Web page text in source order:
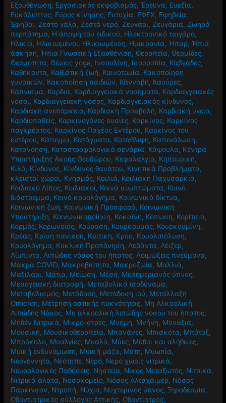
Εξουθένωση, Εργασιακός εκφοβισμός,Έρευνα, Ευεξία,
Ευκάλυπτος, Εύρος κίνησης, Ευτυχία, ΕΦΕΧ, Εφηβεία,
Έφηβοι,Ζεστό γάλα,Ζεστό νερό,Ζευγάρι,Ζευγάρια,Ζωηρό
περπάτημα, Η άποψη του ειδικού, Ηλεκτρονικό τσιγάρο,
Ηλικία, Ηλικιωμένοι, Ηλικιωμένος, Ημικρανία, Ήπαρ, Ήπια
άσκηση, Ήπια Γνωστική Εξασθένιση, Θεραπεία, Θερμίδες,
Θερμότητα, Θέσεις yoga, Ινσουλίνη, Ισορροπία, Καβγάδες,
Καθήκοντα, Καθιστική ζωή, Καινοτομία, Κακοποίηση
γυναικών, Κακοποίηση παιδιών, Κάνναβη, Καούρες,
Κάπνισμα, Καρδιά, Καρδιαγγειακά νοσήματα, Καρδιαγγειακές
νόσοι, Καρδιαγγειακή νόσος, Καρδιαγγειακός κίνδυνος,
Καρδιακή ανεπάρκεια, Καρδιακή Προσβολή, Καρδιακή υγεία,
Καρδιοπαθείς, Καρκινογόνες ουσίες, Καρκίνος, Καρκίνος
παγκρέατος, Καρκίνος Παχέος Εντέρου, Καρκίνος του
εντέρου, Κάταγμα, Κατάγματα, Κατάθλιψη, Κατανάλωση,
Κατανόηση, Καταστροφολογικά σενάρια, Κάψουλα, Κέντρα
Υποστήριξης Ακοής Θεοδώρου, Κεφαλαλγία, Κηπουρική,
Κιλά, Κίνδυνος, Κίνδυνος θανάτου, Κινητικά Προβλήματα,
κλειστοί χώροι, Κνησμός, Κοιλιά, Κοιλιακή Παχυσαρκία,
Κοιλιακό Λίπος, Κοιλιακοί, Κοινά συμπτώματα, Κοινό
διάστρεμμα, Κοινό κρυολόγημα, Κοινωνικά δίκτυα,
Κοινωνική ζωή, Κοινωνική Προσφορά, Κοινωνική
Υποστήριξη, Κοινωνικοποίηση, Κοκαϊνη, Κόπωση, Κορίτσια,
Κορμός, Κορωνοϊός, Κούραση, Κουρκουμάς, Κουρκουμίνη,
Κρέας, Κρίση πανικού, Κριτική, Κρύο, Κρυολιπόλυση,
Κρυολόγημα, Κυκλική Προπόνηση, Λεβάντα, Λέιζερ,
Λίμπιντο, Λιπώδης νόσος του ήπατος, Λοιμώξεις πνεύμονα,
Μακρά COVID, Μακροβιότητα, Μακροζωία, Μαλλιά,
Μαξιλάρι, Μάτια, Μείωση, Μέση, Μεσημεριανός ύπνος,
Μεσογειακή διατροφή, Μεταβολικά ισοδύναμα,
Μεταβολισμός, Μετάδοση, Μετάδοση ιού, Μετάλλαξη
Omicron, Μέτρηση οστικής πυκνότητας, Μη Αλκοολική
Λιπώδης Νόσος, Μη αλκοολική λιπώδης νόσου του ήπατος,
Μηδέν Νιτρικά, Μικρο-στρες, Μνήμη, Μνήνη, Μοναξιά,
Μουσική, Μουσικοθεραπεία, Μπανάνες, Μπισκότα, Μπότοξ,
Μπρόκολο, Μυαλγίες, Μυαλό, Μύες, Μύθοι και αλήθειες,
Μυϊκή ενδυνάμωση, Μυική μάζα, Μύτη, Μυωπία,
Νεογέννητα, Νεότητα, Νερό, Νερό χωρίς νιτρικά,
Νευρολογικές Παθήσεις, Νηστεία, Νίκος Μεταξωτός, Νιτρικά,
Νιτρικά άλατα, Νοσοκομείο, Νόσος Αλτσχάιμερ, Νόσος
Πάρκινσον, Ντροπή, Νύχια, Νυχτερινός ύπνος,Ξηροδερμία,
Οδοντιατρικός σύλλογος Αττικής, Οδοντίατρος,